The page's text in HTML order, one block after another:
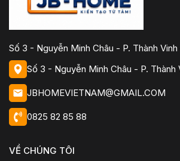
Số 3 - Nguyễn Minh Châu - P. Thành
Số 3 - Nguyễn Minh Châu - P. Thành
JBHOMEVIETNAM@GMAIL.COM
0825 82 85 88
VỀ CHÚNG TÔI